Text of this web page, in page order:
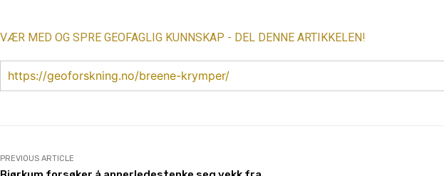
VÆR MED OG SPRE GEOFAGLIG KUNNSKAP - DEL DENNE ARTIKKELEN!
https://geoforskning.no/breene-krymper/
PREVIOUS ARTICLE